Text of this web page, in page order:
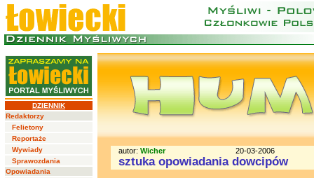
DZIENNIK
Redaktorzy
Felietony
Reportaże
Wywiady
Sprawozdania
Opowiadania
autor: Wicher 20-03-2006
sztuka opowiadania dowcipów